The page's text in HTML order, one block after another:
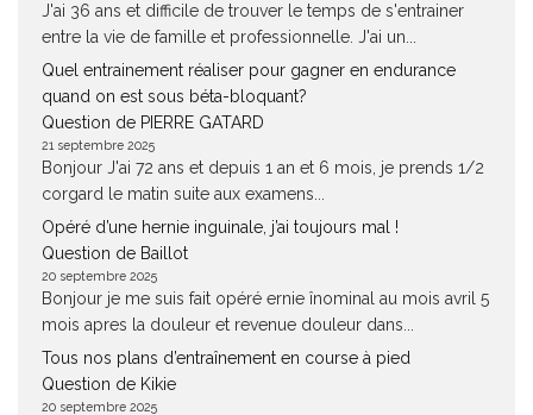
J'ai 36 ans et difficile de trouver le temps de s'entrainer
entre la vie de famille et professionnelle. J'ai un...
Quel entrainement réaliser pour gagner en endurance
quand on est sous béta-bloquant?
Question de PIERRE GATARD
21 septembre 2025
Bonjour J'ai 72 ans et depuis 1 an et 6 mois, je prends 1/2
corgard le matin suite aux examens...
Opéré d’une hernie inguinale, j’ai toujours mal !
Question de Baillot
20 septembre 2025
Bonjour je me suis fait opéré ernie înominal au mois avril 5
mois apres la douleur et revenue douleur dans...
Tous nos plans d’entraînement en course à pied
Question de Kikie
20 septembre 2025